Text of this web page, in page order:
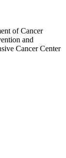
of Cancer
and
Cancer Center